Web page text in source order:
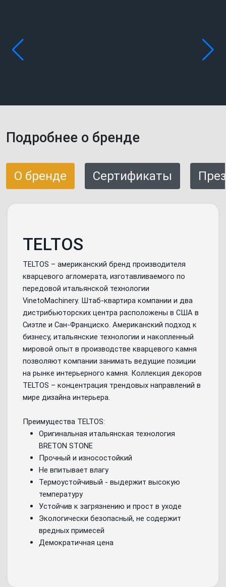
Подробнее о бренде
О бренде Сертификаты
TELTOS
TELTOS – американский бренд производителя
кварцевого агломерата, изготавливаемого по
передовой итальянской технологии
VinetoMachinery. Штаб-квартира компании и два
дистрибьюторских центра расположены в США в
Сиэтле и Сан-Франциско. Американский подход к
бизнесу, итальянские технологии и накопленный
мировой опыт в производстве кварцевого камня
позволяют компании занимать ведущие позиции
на рынке интерьерного камня. Коллекция декоров
TELTOS – концентрация трендовых направлений в
мире дизайна интерьера.
Преимущества TELTOS:
Оригинальная итальянская технология
BRETON STONE
Прочный и износостойкий
Не впитывает влагу
Термоустойчивый - выдержит высокую
температуру
Устойчив к загрязнению и прост в уходе
Экологически безопасный, не содержит
вредных примесей
Демократичная цена